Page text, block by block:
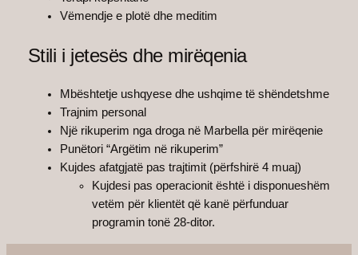
Vëmendje e plotë dhe meditim
Stili i jetesës dhe mirëqenia
Mbështetje ushqyese dhe ushqime të shëndetshme
Trajnim personal
Një rikuperim nga droga në Marbella për mirëqenie
Punëtori “Argëtim në rikuperim”
Kujdes afatgjatë pas trajtimit (përfshirë 4 muaj)
Kujdesi pas operacionit është i disponueshëm
vetëm për klientët që kanë përfunduar
programin tonë 28-ditor.